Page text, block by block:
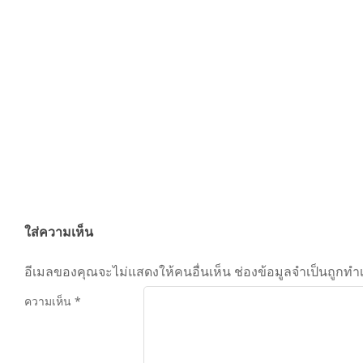
ใส่ความเห็น
อีเมลของคุณจะไม่แสดงให้คนอื่นเห็น ช่องข้อมูลจำเป็นถูกทำ
ความเห็น *